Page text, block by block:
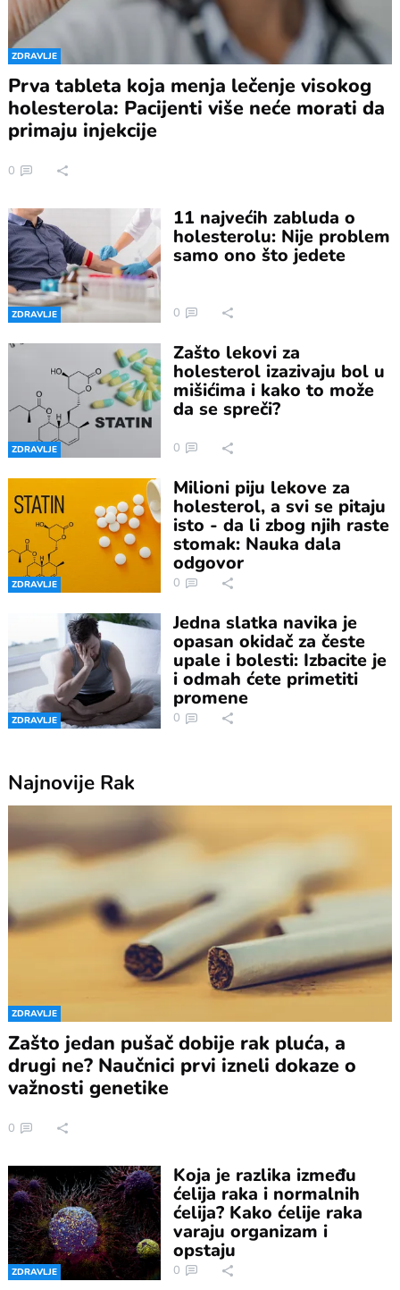
ZDRAVLJE
Prva tableta koja menja lečenje visokog
holesterola: Pacijenti više neće morati da
primaju injekcije
0
ZDRAVLJE
11 najvećih zabluda o
holesterolu: Nije problem
samo ono što jedete
0
ZDRAVLJE
Zašto lekovi za
holesterol izazivaju bol u
mišićima i kako to može
da se spreči?
0
ZDRAVLJE
Milioni piju lekove za
holesterol, a svi se pitaju
isto - da li zbog njih raste
stomak: Nauka dala
odgovor
0
ZDRAVLJE
Jedna slatka navika je
opasan okidač za česte
upale i bolesti: Izbacite je
i odmah ćete primetiti
promene
0
Najnovije Rak
ZDRAVLJE
Zašto jedan pušač dobije rak pluća, a
drugi ne? Naučnici prvi izneli dokaze o
važnosti genetike
0
ZDRAVLJE
Koja je razlika između
ćelija raka i normalnih
ćelija? Kako ćelije raka
varaju organizam i
opstaju
0